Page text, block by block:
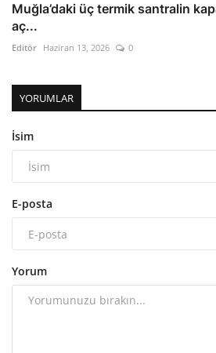
Muğla’daki üç termik santralin
aç...
Editör Haziran 13, 2026 0
YORUMLAR
İsim
E-posta
Yorum